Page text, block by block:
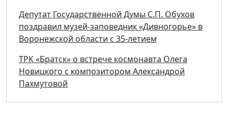
Депутат Государственной Думы С.П. Обухов
поздравил музей-заповедник «Дивногорье» в
Воронежской области с 35-летием
ТРК «Братск» о встрече космонавта Олега
Новицкого с композитором Александрой
Пахмутовой